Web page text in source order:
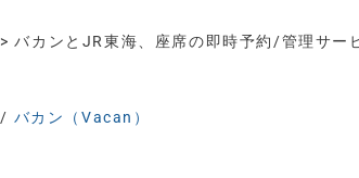
> バカンとJR東海、座席の即時予約/管理サ
/ バカン（Vacan）